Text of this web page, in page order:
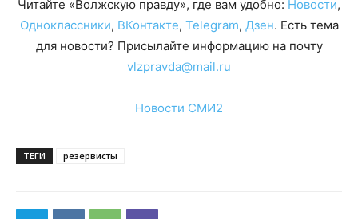
Читайте «Волжскую правду», где вам удобно: Новости,
Одноклассники, ВКонтакте, Telegram, Дзен. Есть тема
для новости? Присылайте информацию на почту
vlzpravda@mail.ru
Новости СМИ2
ТЕГИ резервисты